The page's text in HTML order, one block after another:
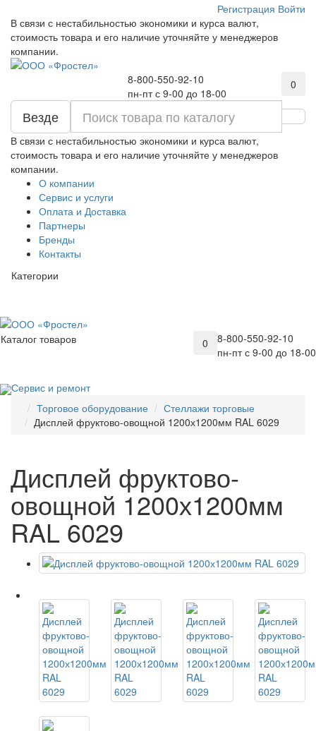
Регистрация Войти
В связи с нестабильностью экономики и курса валют,
стоимость товара и его наличие уточняйте у менеджеров
компании.
8-800-550-92-10
пн-пт с 9-00 до 18-00
0
Везде
В связи с нестабильностью экономики и курса валют,
стоимость товара и его наличие уточняйте у менеджеров
компании.
О компании
Сервис и услуги
Оплата и Доставка
Партнеры
Бренды
Контакты
Категории
8-800-550-92-10
пн-пт с 9-00 до 18-00
0
Каталог товаров
Сервис и ремонт
Торговое оборудование
Стеллажи торговые
Дисплей фруктово-овощной 1200х1200мм RAL 6029
Дисплей фруктово-
овощной 1200х1200мм
RAL 6029